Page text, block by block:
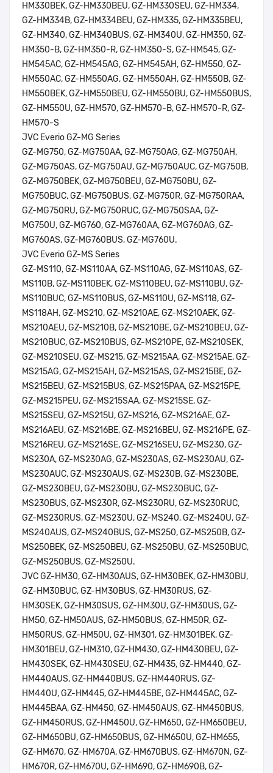
HM330BEK, GZ-HM330BEU, GZ-HM330SEU, GZ-HM334,
GZ-HM334B, GZ-HM334BEU, GZ-HM335, GZ-HM335BEU,
GZ-HM340, GZ-HM340BUS, GZ-HM340U, GZ-HM350, GZ-
HM350-B, GZ-HM350-R, GZ-HM350-S, GZ-HM545, GZ-
HM545AC, GZ-HM545AG, GZ-HM545AH, GZ-HM550, GZ-
HM550AC, GZ-HM550AG, GZ-HM550AH, GZ-HM550B, GZ-
HM550BEK, GZ-HM550BEU, GZ-HM550BU, GZ-HM550BUS,
GZ-HM550U, GZ-HM570, GZ-HM570-B, GZ-HM570-R, GZ-
HM570-S
JVC Everio GZ-MG Series
GZ-MG750, GZ-MG750AA, GZ-MG750AG, GZ-MG750AH,
GZ-MG750AS, GZ-MG750AU, GZ-MG750AUC, GZ-MG750B,
GZ-MG750BEK, GZ-MG750BEU, GZ-MG750BU, GZ-
MG750BUC, GZ-MG750BUS, GZ-MG750R, GZ-MG750RAA,
GZ-MG750RU, GZ-MG750RUC, GZ-MG750SAA, GZ-
MG750U, GZ-MG760, GZ-MG760AA, GZ-MG760AG, GZ-
MG760AS, GZ-MG760BUS, GZ-MG760U.
JVC Everio GZ-MS Series
GZ-MS110, GZ-MS110AA, GZ-MS110AG, GZ-MS110AS, GZ-
MS110B, GZ-MS110BEK, GZ-MS110BEU, GZ-MS110BU, GZ-
MS110BUC, GZ-MS110BUS, GZ-MS110U, GZ-MS118, GZ-
MS118AH, GZ-MS210, GZ-MS210AE, GZ-MS210AEK, GZ-
MS210AEU, GZ-MS210B, GZ-MS210BE, GZ-MS210BEU, GZ-
MS210BUC, GZ-MS210BUS, GZ-MS210PE, GZ-MS210SEK,
GZ-MS210SEU, GZ-MS215, GZ-MS215AA, GZ-MS215AE, GZ-
MS215AG, GZ-MS215AH, GZ-MS215AS, GZ-MS215BE, GZ-
MS215BEU, GZ-MS215BUS, GZ-MS215PAA, GZ-MS215PE,
GZ-MS215PEU, GZ-MS215SAA, GZ-MS215SE, GZ-
MS215SEU, GZ-MS215U, GZ-MS216, GZ-MS216AE, GZ-
MS216AEU, GZ-MS216BE, GZ-MS216BEU, GZ-MS216PE, GZ-
MS216REU, GZ-MS216SE, GZ-MS216SEU, GZ-MS230, GZ-
MS230A, GZ-MS230AG, GZ-MS230AS, GZ-MS230AU, GZ-
MS230AUC, GZ-MS230AUS, GZ-MS230B, GZ-MS230BE,
GZ-MS230BEU, GZ-MS230BU, GZ-MS230BUC, GZ-
MS230BUS, GZ-MS230R, GZ-MS230RU, GZ-MS230RUC,
GZ-MS230RUS, GZ-MS230U, GZ-MS240, GZ-MS240U, GZ-
MS240AUS, GZ-MS240BUS, GZ-MS250, GZ-MS250B, GZ-
MS250BEK, GZ-MS250BEU, GZ-MS250BU, GZ-MS250BUC,
GZ-MS250BUS, GZ-MS250U.
JVC GZ-HM30, GZ-HM30AUS, GZ-HM30BEK, GZ-HM30BU,
GZ-HM30BUC, GZ-HM30BUS, GZ-HM30RUS, GZ-
HM30SEK, GZ-HM30SUS, GZ-HM30U, GZ-HM30US, GZ-
HM50, GZ-HM50AUS, GZ-HM50BUS, GZ-HM50R, GZ-
HM50RUS, GZ-HM50U, GZ-HM301, GZ-HM301BEK, GZ-
HM301BEU, GZ-HM310, GZ-HM430, GZ-HM430BEU, GZ-
HM430SEK, GZ-HM430SEU, GZ-HM435, GZ-HM440, GZ-
HM440AUS, GZ-HM440BUS, GZ-HM440RUS, GZ-
HM440U, GZ-HM445, GZ-HM445BE, GZ-HM445AC, GZ-
HM445BAA, GZ-HM450, GZ-HM450AUS, GZ-HM450BUS,
GZ-HM450RUS, GZ-HM450U, GZ-HM650, GZ-HM650BEU,
GZ-HM650BU, GZ-HM650BUS, GZ-HM650U, GZ-HM655,
GZ-HM670, GZ-HM670A, GZ-HM670BUS, GZ-HM670N, GZ-
HM670R, GZ-HM670U, GZ-HM690, GZ-HM690B, GZ-